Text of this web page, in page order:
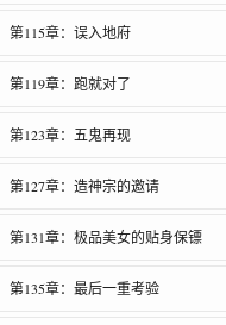
第115章：误入地府
第119章：跑就对了
第123章：五鬼再现
第127章：造神宗的邀请
第131章：极品美女的贴身保镖
第135章：最后一重考验